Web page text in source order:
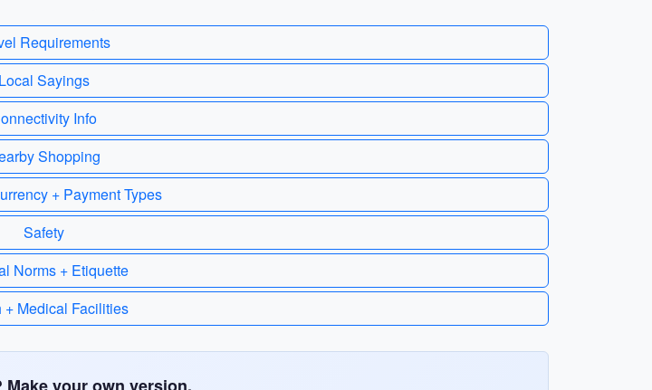
Requirements
Local Sayings
Info
Shopping
+ Payment Types
Safety
Norms + Etiquette
+ Medical Facilities